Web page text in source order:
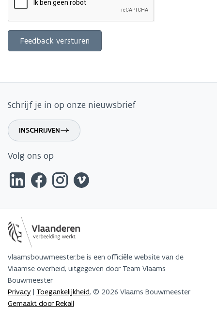
Schrijf je in op onze nieuwsbrief
INSCHRIJVEN
Volg ons op
vlaamsbouwmeester.be is een officiële website van de
Vlaamse overheid, uitgegeven door Team Vlaams
Bouwmeester
Privacy | Toegankelijkheid, © 2026 Vlaams Bouwmeester
Gemaakt door Rekall